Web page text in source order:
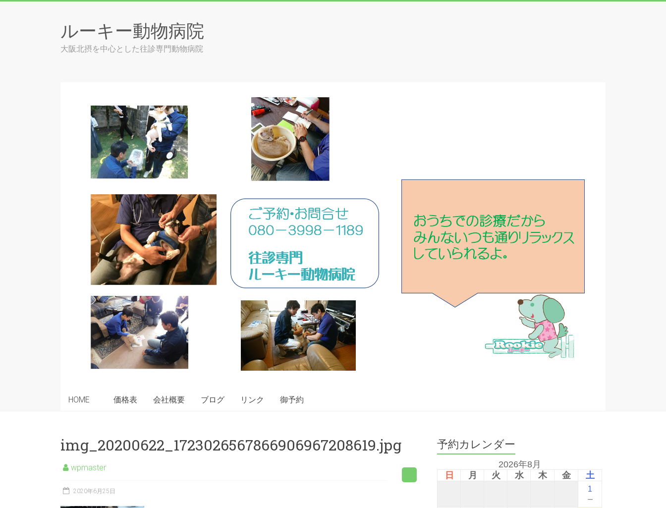
ルーキー動物病院
大阪北摂を中心とした往診専門動物病院
HOME 価格表 会社概要 ブログ リンク 御予約
img_20200622_1723026567866906967208619.jpg
wpmaster
2020年6月25日
予約カレンダー
2026年8月
日
月 火 水 木 金 土
1
－